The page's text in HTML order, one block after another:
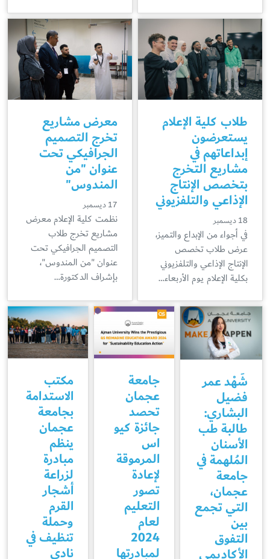
طلاب كلية الإعلام
يستعرضون
إبداعاتهم في
مشاريع التخرج
بتخصص الإنتاج
الإذاعي والتلفزيوني
18 ديسمبر
في أجواء من الإبداع والتميز،
عرض طلاب تخصص
الإنتاج الإذاعي والتلفزيوني
بكلية الإعلام يوم الأربعاء…
معرض مشاريع
تخرج التصميم
الجرافيكي تحت
عنوان "من
المندوس"
17 ديسمبر
نظمت كلية الإعلام معرض
مشاريع تخرج طلاب
التصميم الجرافيكي تحت
عنوان "من المندوس"،
بإشراف الدكتورة…
شَهْد عمر
فضيل
البشاري:
طالبة طب
الأسنان
المُلهمة في
جامعة
عجمان،
التي تجمع
بين
التفوق
الأكاديمي
جامعة
عجمان
تحصد
جائزة كيو
اس
المرموقة
لإعادة
تصور
التعليم
لعام
2024
لمبادرتها
مكتب
الاستدامة
بجامعة
عجمان
ينظم
مبادرة
لزراعة
أشجار
القرم
وحملة
تنظيف في
نادي